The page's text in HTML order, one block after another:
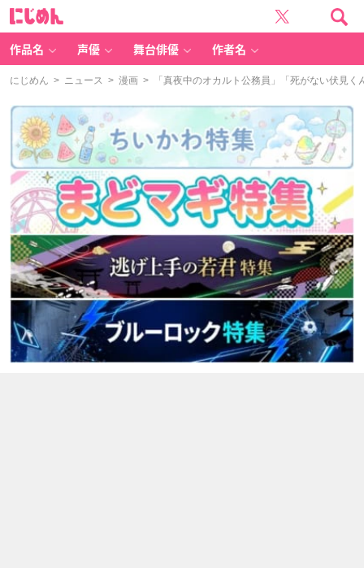
作品名 声優 舞台俳優 作者名
にじめん > ニュース > 漫画 > 「真夜中のオカルト公務員」「死がない伏見